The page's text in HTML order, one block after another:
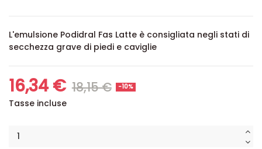
L'emulsione Podidral Fas Latte è consigliata negli stati di
secchezza grave di piedi e caviglie
16,34 € 18,15 € -10%
Tasse incluse